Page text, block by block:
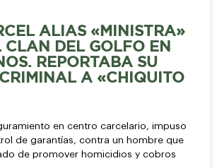
ALIAS «MINISTRA»
CLAN DEL GOLFO EN
REPORTABA SU
A «CHIQUITO
en centro carcelario, impuso
de garantías, contra un hombre que
de promover homicidios y cobros